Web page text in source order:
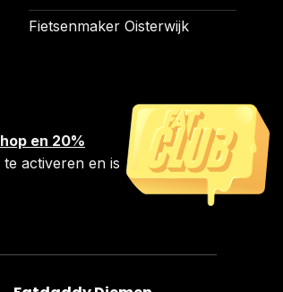
Fietsenmaker Oisterwijk
en 20%
activeren en is